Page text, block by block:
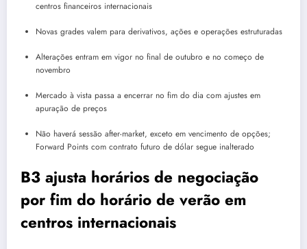
centros financeiros internacionais
Novas grades valem para derivativos, ações e operações estruturadas
Alterações entram em vigor no final de outubro e no começo de
novembro
Mercado à vista passa a encerrar no fim do dia com ajustes em
apuração de preços
Não haverá sessão after-market, exceto em vencimento de opções;
Forward Points com contrato futuro de dólar segue inalterado
B3 ajusta horários de negociação
por fim do horário de verão em
centros internacionais